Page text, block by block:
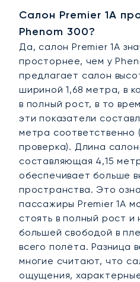
Салон Premier 1A
Phenom 300?
Да, салон Premier 1A
просторнее, чем у
предлагает салон
шириной 1,68 метра, в
в полный рост, в то
эти показатели
метра соответственно
проверка). Длина
составляющая 4,15
обеспечивает больше
пространства. Это
пассажиры Premier 1A
стоять в полный рост и
большей свободой в
всего полёта. Разница
многие считают, что
ощущения,